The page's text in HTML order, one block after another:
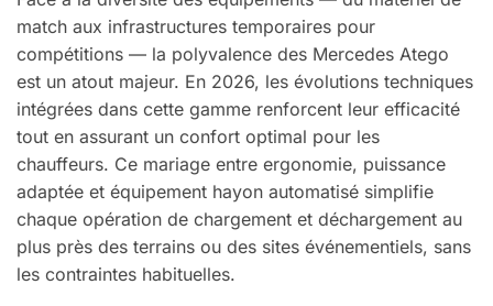
match aux infrastructures temporaires pour
compétitions — la polyvalence des Mercedes Atego
est un atout majeur. En 2026, les évolutions techniques
intégrées dans cette gamme renforcent leur efficacité
tout en assurant un confort optimal pour les
chauffeurs. Ce mariage entre ergonomie, puissance
adaptée et équipement hayon automatisé simplifie
chaque opération de chargement et déchargement au
plus près des terrains ou des sites événementiels, sans
les contraintes habituelles.